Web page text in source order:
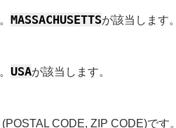
MASSACHUSETTSが該当します。
USAが該当します。
CODE, ZIP CODE)です。